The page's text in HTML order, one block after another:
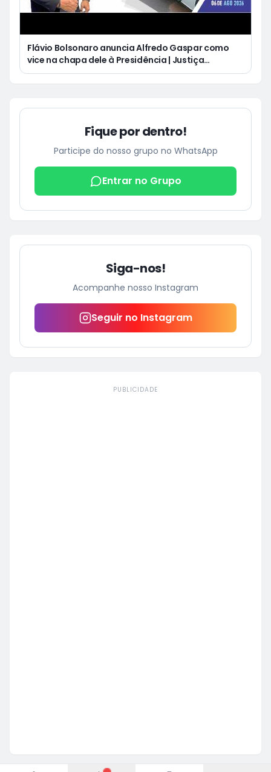
Flávio Bolsonaro anuncia Alfredo Gaspar como
vice na chapa dele à Presidência | Justiça
condena Equatorial a pagar R$ 3 mil a cliente que
Fique por dentro!
Participe do nosso grupo no WhatsApp
Entrar no Grupo
Siga-nos!
Acompanhe nosso Instagram
Seguir no Instagram
PUBLICIDADE